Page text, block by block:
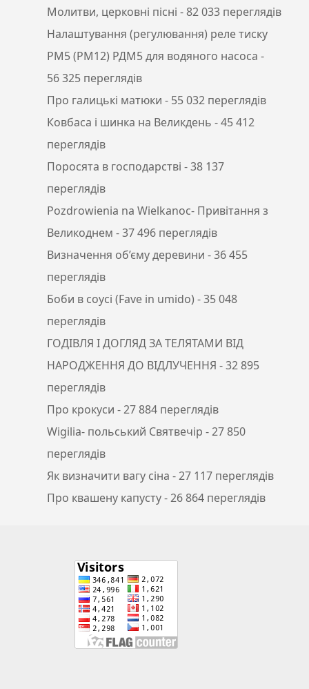
Молитви, церковні пісні - 82 033 переглядів
Налаштування (регулювання) реле тиску
РМ5 (РМ12) РДМ5 для водяного насоса -
56 325 переглядів
Про галицькі матюки - 55 032 переглядів
Ковбаса і шинка на Великдень - 45 412
переглядів
Поросята в господарстві - 38 137
переглядів
Pozdrowienia na Wielkanoc- Привітання з
Великоднем - 37 496 переглядів
Визначення об’єму деревини - 36 455
переглядів
Боби в соусі (Fave in umido) - 35 048
переглядів
ГОДІВЛЯ І ДОГЛЯД ЗА ТЕЛЯТАМИ ВІД
НАРОДЖЕННЯ ДО ВІДЛУЧЕННЯ - 32 895
переглядів
Про крокуси - 27 884 переглядів
Wigilia- польський Святвечір - 27 850
переглядів
Як визначити вагу сіна - 27 117 переглядів
Про квашену капусту- 26 864 переглядів